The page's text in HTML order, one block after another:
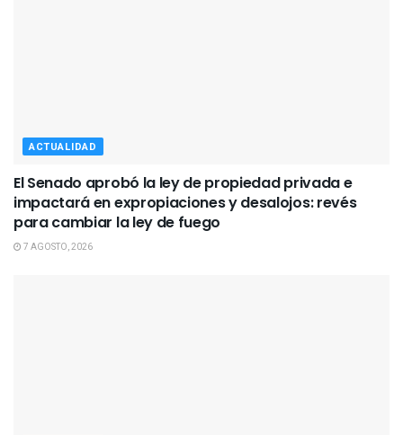
ACTUALIDAD
El Senado aprobó la ley de propiedad privada e
impactará en expropiaciones y desalojos: revés
para cambiar la ley de fuego
7 AGOSTO, 2026